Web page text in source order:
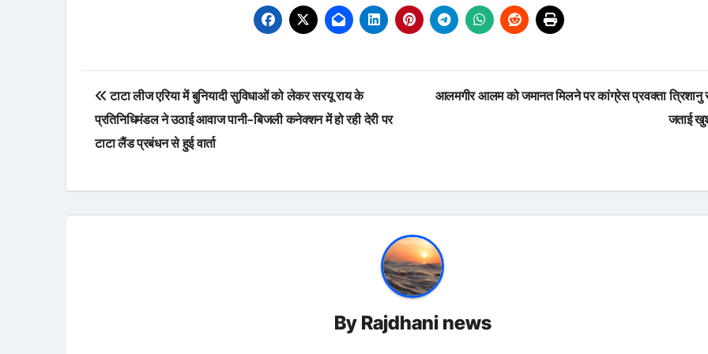
Post
navigation
टाटा लीज एरिया में बुनियादी सुविधाओं को लेकर सरयू राय के
प्रतिनिधिमंडल ने उठाई आवाज पानी-बिजली कनेक्शन में हो रही देरी पर
टाटा लैंड प्रबंधन से हुई वार्ता
आलमगीर आलम को जमानत मिलने पर कांग्रेस प्रवक्ता त्रिशानु
जताई
By Rajdhani news